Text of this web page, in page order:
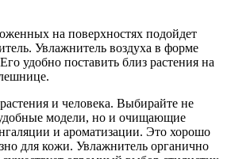
на поверхностях подойдет
Увлажнитель воздуха в форме
удобно поставить близ растения на
и человека. Выбирайте не
модели, но и очищающие
и ароматизации. Это хорошо
для кожи. Увлажнитель органично